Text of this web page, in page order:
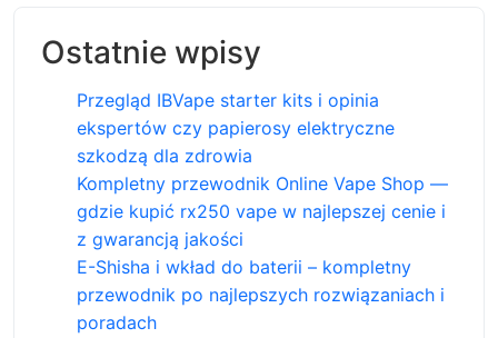
Ostatnie wpisy
Przegląd IBVape starter kits i opinia
ekspertów czy papierosy elektryczne
szkodzą dla zdrowia
Kompletny przewodnik Online Vape Shop —
gdzie kupić rx250 vape w najlepszej cenie i
z gwarancją jakości
E-Shisha i wkład do baterii – kompletny
przewodnik po najlepszych rozwiązaniach i
poradach